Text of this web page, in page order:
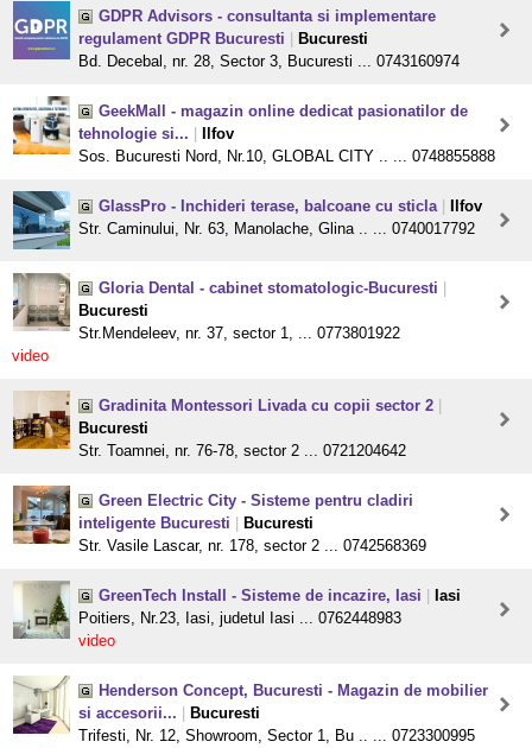
GDPR Advisors - consultanta si implementare
regulament GDPR Bucuresti
Bucuresti
Bd. Decebal, nr. 28, Sector 3, Bucuresti ... 0743160974
GeekMall - magazin online dedicat pasionatilor de
tehnologie si...
Ilfov
Sos. Bucuresti Nord, Nr.10, GLOBAL CITY .. ... 0748855888
GlassPro - Inchideri terase, balcoane cu sticla
Ilfov
Str. Caminului, Nr. 63, Manolache, Glina .. ... 0740017792
Gloria Dental - cabinet stomatologic-Bucuresti
Bucuresti
Str.Mendeleev, nr. 37, sector 1, ... 0773801922
video
Gradinita Montessori Livada cu copii sector 2
Bucuresti
Str. Toamnei, nr. 76-78, sector 2 ... 0721204642
Green Electric City - Sisteme pentru cladiri
inteligente Bucuresti
Bucuresti
Str. Vasile Lascar, nr. 178, sector 2 ... 0742568369
GreenTech Install - Sisteme de incazire, Iasi
Iasi
Poitiers, Nr.23, Iasi, judetul Iasi ... 0762448983
video
Henderson Concept, Bucuresti - Magazin de mobilier
si accesorii...
Bucuresti
Trifesti, Nr. 12, Showroom, Sector 1, Bu .. ... 0723300995